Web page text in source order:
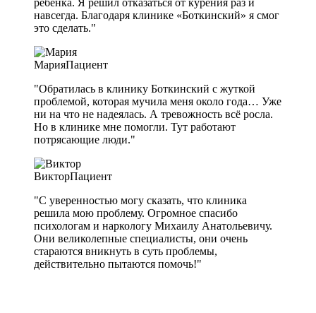
навсегда. Благодаря клинике «Боткинский» я смог
это сделать."
МарияПациент
"Обратилась в клинику Боткинский с жуткой
проблемой, которая мучила меня около года… Уже
ни на что не надеялась. А тревожность всё росла.
Но в клинике мне помогли. Тут работают
потрясающие люди."
ВикторПациент
"С уверенностью могу сказать, что клиника
решила мою проблему. Огромное спасибо
психологам и наркологу Михаилу Анатольевичу.
Они великолепные специалисты, они очень
стараются вникнуть в суть проблемы,
действительно пытаются помочь!"